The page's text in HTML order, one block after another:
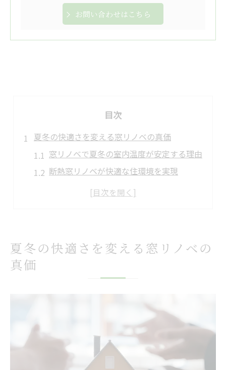
お問い合わせはこちら
目次
夏冬の快適さを変える窓リノベの真価
窓リノベで夏冬の室内温度が安定する理由
断熱窓リノベが快適な住環境を実現
窓リノベによるエアコン効率アップの実感
窓リノベで宝塚の暮らしが向上する理由
窓リノベが宝塚の気候に適している理由
宝塚の住まいに窓リノベが最適な理由
窓リノベで得られる生活の質向上メリット
厳しい気候でも安心な断熱対策を考える
窓リノベによる断熱対策の重要ポイント
夏冬の快適さを変える窓リノベの
真価